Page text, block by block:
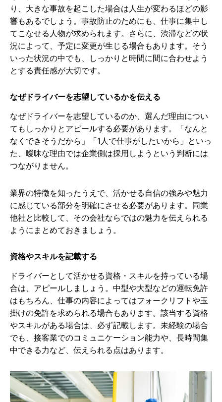
り、大きな事故を起こした場合は人生が変わるほどの影
響もあるでしょう。事故防止のためにも、仕事に集中し
てこなせる人物が求められます。さらに、渋滞などの状
況によって、予定に変更が生じる場合もあります。そう
いった状況の中でも、しっかりと時間に間に合わせよう
とする責任感が大切です。
なぜドライバーを志望しているかを伝える
なぜドライバーを志望しているのか、選んだ理由につい
てもしっかりとアピールする必要があります。「なんと
なくできそうだから」「1人で仕事がしたいから」といっ
た、曖昧な理由では企業側は採用しようという判断には
つながりません。
業界の特徴を知ったうえで、活かせる自信の強みや魅力
に感じている部分を明確にさせる必要があります。同業
他社と比較して、その会社ならではの魅力を伝えられる
ようにまとめておきましょう。
資格やスキルを記載する
ドライバーとして活かせる資格・スキルを持っている場
合は、アピールしましょう。中型や大型などの運転免許
はもちろん、仕事の内容によってはフォークリフトや玉
掛けの免許を求められる場合もあります。該当する資格
やスキルがある場合は、必ず記載します。未経験の場合
でも、接客業でのコミュニケーション能力や、長時間集
中できる力など、伝えられる点はあります。